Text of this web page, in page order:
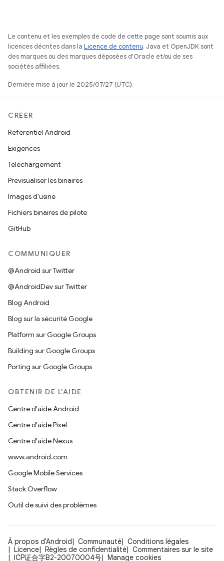
Le contenu et les exemples de code de cette page sont soumis aux
licences décrites dans la Licence de contenu. Java et OpenJDK sont
des marques ou des marques déposées d'Oracle et/ou de ses
sociétés affiliées.
Dernière mise à jour le 2025/07/27 (UTC).
CRÉER
Référentiel Android
Exigences
Téléchargement
Prévisualiser les binaires
Images d'usine
Fichiers binaires de pilote
GitHub
COMMUNIQUER
@Android sur Twitter
@AndroidDev sur Twitter
Blog Android
Blog sur la sécurité Google
Platform sur Google Groups
Building sur Google Groups
Porting sur Google Groups
OBTENIR DE L'AIDE
Centre d'aide Android
Centre d'aide Pixel
Centre d'aide Nexus
www.android.com
Google Mobile Services
Stack Overflow
Outil de suivi des problèmes
À propos d'Android Communauté
Conditions légales
Licence
Règles de confidentialité
Commentaires sur le site
ICP证合字B2-20070004号
Manage cookies